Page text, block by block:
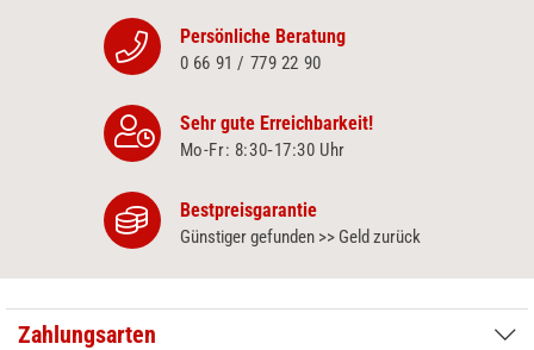
Persönliche Beratung
0 66 91 / 779 22 90
Sehr gute Erreichbarkeit!
Mo-Fr: 8:30‑17:30 Uhr
Bestpreisgarantie
Günstiger gefunden >> Geld zurück
Zahlungsarten